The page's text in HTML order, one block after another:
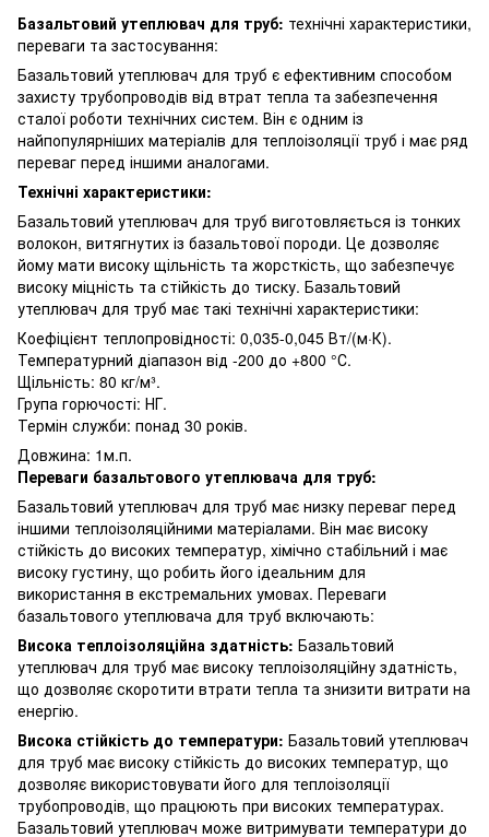
Базальтовий утеплювач для труб: технічні характеристики,
переваги та застосування:
Базальтовий утеплювач для труб є ефективним способом
захисту трубопроводів від втрат тепла та забезпечення
сталої роботи технічних систем. Він є одним із
найпопулярніших матеріалів для теплоізоляції труб і має ряд
переваг перед іншими аналогами.
Технічні характеристики:
Базальтовий утеплювач для труб виготовляється із тонких
волокон, витягнутих із базальтової породи. Це дозволяє
йому мати високу щільність та жорсткість, що забезпечує
високу міцність та стійкість до тиску. Базальтовий
утеплювач для труб має такі технічні характеристики:
Коефіцієнт теплопровідності: 0,035-0,045 Вт/(м·К).
Температурний діапазон від -200 до +800 °С.
Щільність: 80 кг/м³.
Група горючості: НГ.
Термін служби: понад 30 років.
Довжина: 1м.п.
Переваги базальтового утеплювача для труб:
Базальтовий утеплювач для труб має низку переваг перед
іншими теплоізоляційними матеріалами. Він має високу
стійкість до високих температур, хімічно стабільний і має
високу густину, що робить його ідеальним для
використання в екстремальних умовах. Переваги
базальтового утеплювача для труб включають:
Висока теплоізоляційна здатність: Базальтовий
утеплювач для труб має високу теплоізоляційну здатність,
що дозволяє скоротити втрати тепла та знизити витрати на
енергію.
Висока стійкість до температури: Базальтовий утеплювач
для труб має високу стійкість до високих температур, що
дозволяє використовувати його для теплоізоляції
трубопроводів, що працюють при високих температурах.
Базальтовий утеплювач може витримувати температури до